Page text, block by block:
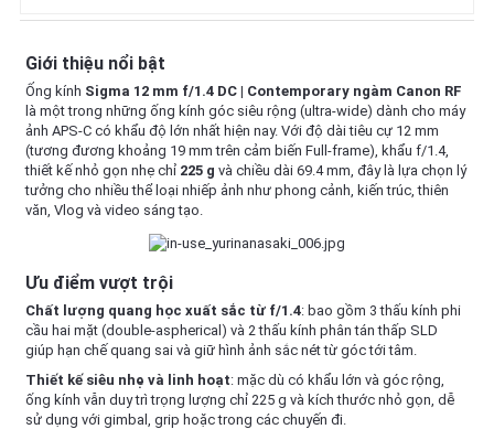
Giới thiệu nổi bật
Ống kính Sigma 12 mm f/1.4 DC | Contemporary ngàm Canon RF
là một trong những ống kính góc siêu rộng (ultra-wide) dành cho máy
ảnh APS-C có khẩu độ lớn nhất hiện nay. Với độ dài tiêu cự 12 mm
(tương đương khoảng 19 mm trên cảm biến Full-frame), khẩu f/1.4,
thiết kế nhỏ gọn nhẹ chỉ 225 g và chiều dài 69.4 mm, đây là lựa chọn lý
tưởng cho nhiều thể loại nhiếp ảnh như phong cảnh, kiến trúc, thiên
văn, Vlog và video sáng tạo.
Ưu điểm vượt trội
Chất lượng quang học xuất sắc từ f/1.4: bao gồm 3 thấu kính phi
cầu hai mặt (double-aspherical) và 2 thấu kính phân tán thấp SLD
giúp hạn chế quang sai và giữ hình ảnh sắc nét từ góc tới tâm.
Thiết kế siêu nhẹ và linh hoạt: mặc dù có khẩu lớn và góc rộng,
ống kính vẫn duy trì trọng lượng chỉ 225 g và kích thước nhỏ gọn, dễ
sử dụng với gimbal, grip hoặc trong các chuyến đi.